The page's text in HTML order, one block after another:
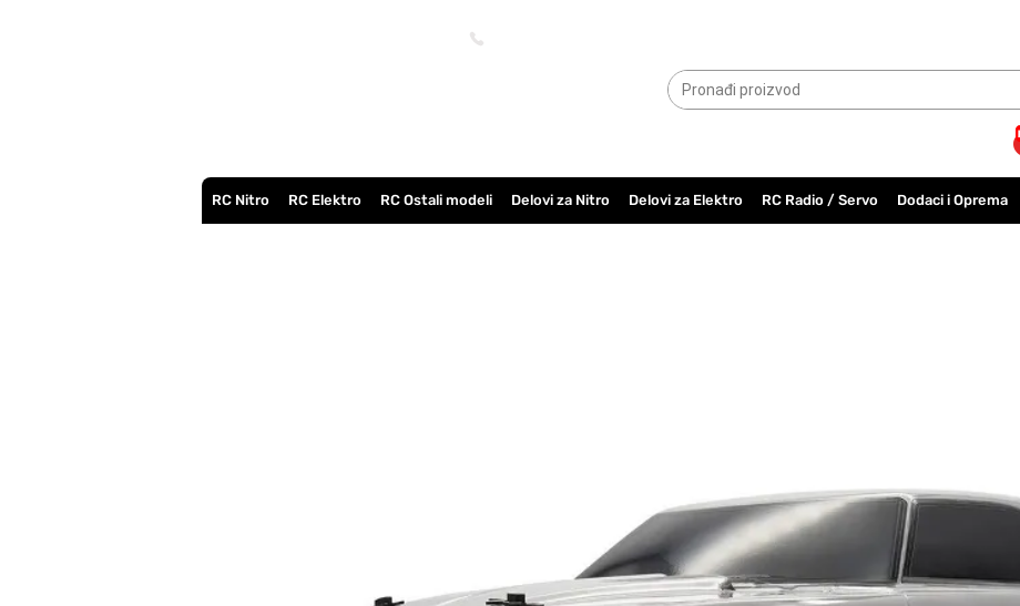
RC Nitro RC Elektro RC Ostali modeli Delovi za Nitro Delovi za Elektro RC Radio / Servo Dodaci i Oprema